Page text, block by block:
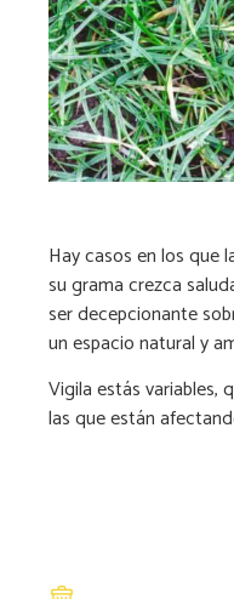
Hay casos en los que
su grama crezca
ser decepcionante
un espacio natural y
Vigila estás variables,
las que están